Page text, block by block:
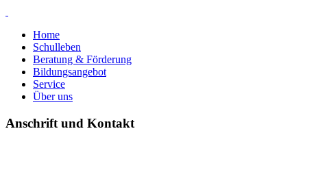
Home
Schulleben
Beratung & Förderung
Bildungsangebot
Service
Über uns
Anschrift und Kontakt